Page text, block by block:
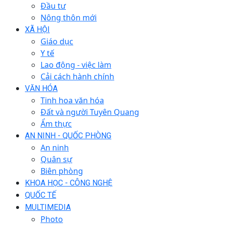
Đầu tư
Nông thôn mới
XÃ HỘI
Giáo dục
Y tế
Lao động - việc làm
Cải cách hành chính
VĂN HÓA
Tinh hoa văn hóa
Đất và người Tuyên Quang
Ẩm thực
AN NINH - QUỐC PHÒNG
An ninh
Quân sự
Biên phòng
KHOA HỌC - CÔNG NGHỆ
QUỐC TẾ
MULTIMEDIA
Photo